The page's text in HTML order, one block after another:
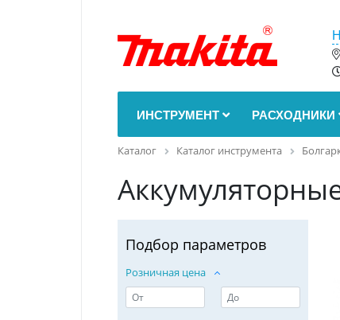
ИНСТРУМЕНТ РАСХОДНИКИ
Каталог Каталог инструмента
Подбор параметров
Розничная цена